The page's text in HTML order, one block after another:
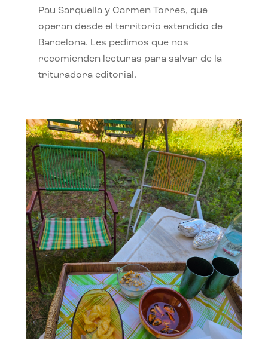
Pau Sarquella y Carmen Torres, que
operan desde el territorio extendido de
Barcelona. Les pedimos que nos
recomienden lecturas para salvar de la
trituradora editorial.